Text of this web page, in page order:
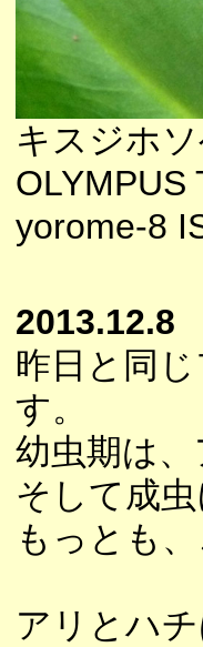
キスジホ
OLYMPUS
yorome-8
2013.12.8
昨日と同
す。
幼虫期は
そして成
もっとも
アリとハ